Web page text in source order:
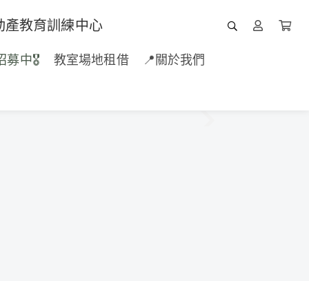
教育訓練中心
募中🎖️ 教室場地租借 📍關於我們